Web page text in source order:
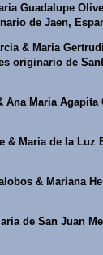
Guadalupe
de Jaen,
& Maria
originario de
Ana Maria Agapita
& Maria de la Luz
& Mariana
de San Juan